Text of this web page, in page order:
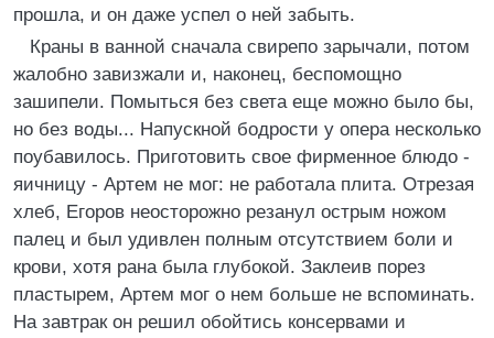
прошла, и он даже успел о ней забыть.
Краны в ванной сначала свирепо зарычали, потом
жалобно завизжали и, наконец, беспомощно
зашипели. Помыться без света еще можно было бы,
но без воды... Напускной бодрости у опера несколько
поубавилось. Приготовить свое фирменное блюдо -
яичницу - Артем не мог: не работала плита. Отрезая
хлеб, Егоров неосторожно резанул острым ножом
палец и был удивлен полным отсутствием боли и
крови, хотя рана была глубокой. Заклеив порез
пластырем, Артем мог о нем больше не вспоминать.
На завтрак он решил обойтись консервами и